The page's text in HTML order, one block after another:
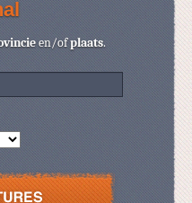
en/ofplaats.